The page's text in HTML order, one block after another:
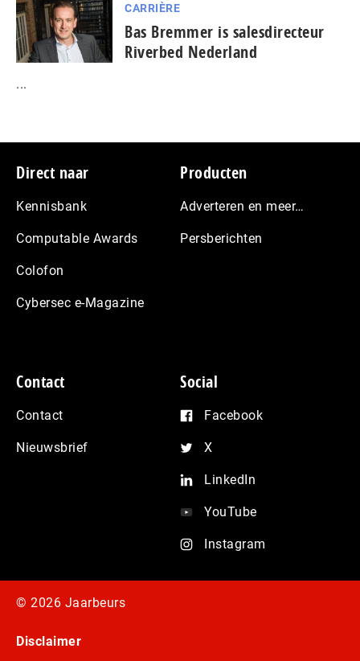
CARRIÈRE
Bas Bremmer is salesdirecteur
Riverbed Nederland
...
Footer
Direct naar
Kennisbank
Computable Awards
Colofon
Cybersec e-Magazine
Producten
Adverteren en meer…
Persberichten
Contact
Contact
Nieuwsbrief
Social
Facebook
X
LinkedIn
YouTube
Instagram
© 2026 Jaarbeurs
Disclaimer